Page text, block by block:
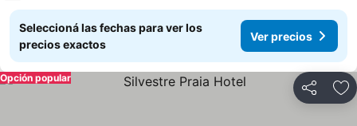
Seleccioná las fechas para ver los
precios exactos
Ver precios
Compartir
Opción popular